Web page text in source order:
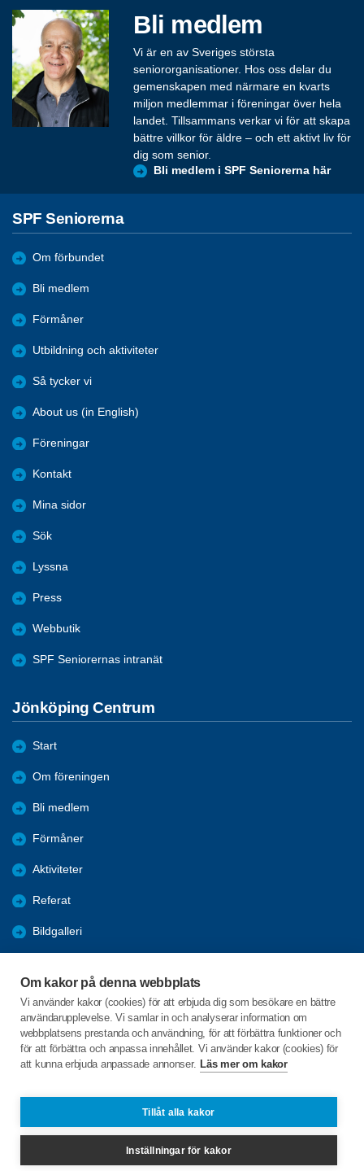
Om kakor på denna webbplats
Vi använder kakor (cookies) för att erbjuda dig som besökare en bättre
användarupplevelse. Vi samlar in och analyserar information om
webbplatsens prestanda och användning, för att förbättra funktioner och
för att förbättra och anpassa innehållet. Vi använder kakor (cookies) för
att kunna erbjuda anpassade annonser. Läs mer om kakor
Tillåt alla kakor
Inställningar för kakor
Bli medlem
Vi är en av Sveriges största
seniororganisationer. Hos oss delar du
gemenskapen med närmare en kvarts
miljon medlemmar i föreningar över hela
landet. Tillsammans verkar vi för att skapa
bättre villkor för äldre – och ett aktivt liv för
dig som senior.
Bli medlem i SPF Seniorerna här
SPF Seniorerna
Om förbundet
Bli medlem
Förmåner
Utbildning och aktiviteter
Så tycker vi
About us (in English)
Föreningar
Kontakt
Mina sidor
Sök
Lyssna
Press
Webbutik
SPF Seniorernas intranät
Jönköping Centrum
Start
Om föreningen
Bli medlem
Förmåner
Aktiviteter
Referat
Bildgalleri
Engagera DIG i vår förening
C/o:Lennart Lööw
jonkopingcentrum@spfseniorerna.se